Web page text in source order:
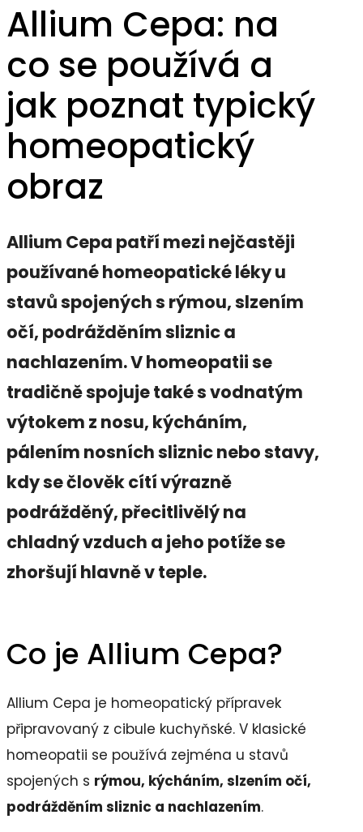
Allium Cepa: na
co se používá a
jak poznat typický
homeopatický
obraz
Allium Cepa patří mezi nejčastěji
používané homeopatické léky u
stavů spojených s rýmou, slzením
očí, podrážděním sliznic a
nachlazením. V homeopatii se
tradičně spojuje také s vodnatým
výtokem z nosu, kýcháním,
pálením nosních sliznic nebo stavy,
kdy se člověk cítí výrazně
podrážděný, přecitlivělý na
chladný vzduch a jeho potíže se
zhoršují hlavně v teple.
Co je Allium Cepa?
Allium Cepa je homeopatický přípravek
připravovaný z cibule kuchyňské. V klasické
homeopatii se používá zejména u stavů
spojených s rýmou, kýcháním, slzením očí,
podrážděním sliznic a nachlazením.